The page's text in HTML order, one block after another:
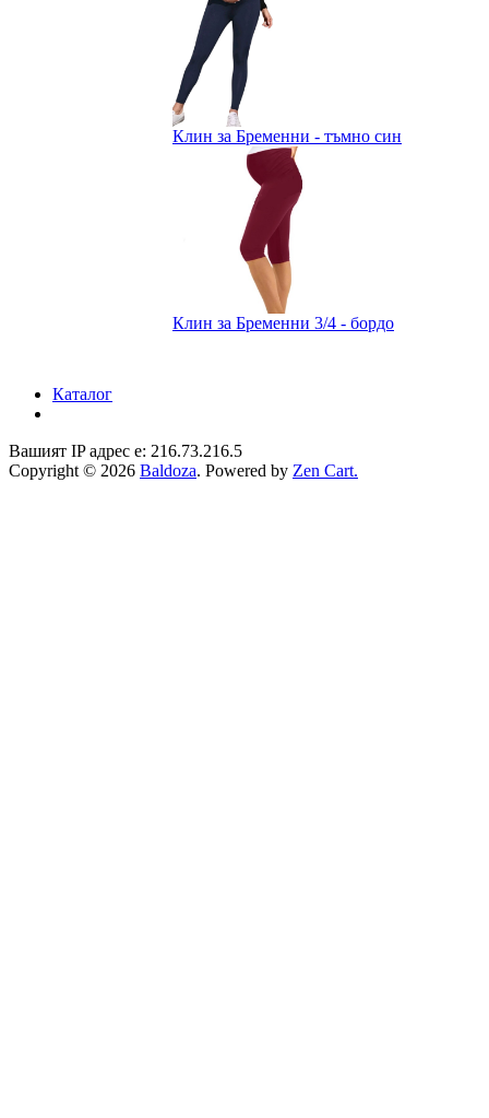
Клин за Бременни - тъмно син
Клин за Бременни 3/4 - бордо
Каталог
Вашият IP адрес е: 216.73.216.5
Copyright © 2026 Baldoza. Powered by Zen Cart.